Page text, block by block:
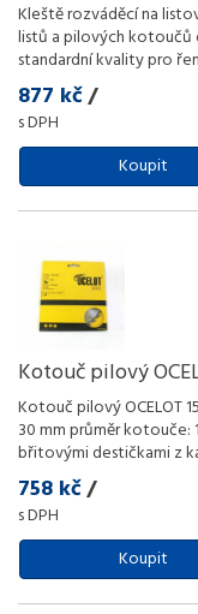
Kleště rozváděcí na
listů a pilových kotoučů
standardní kvality pro
877 kč/
s DPH
Koupit
Kotouč pilový
Kotouč pilový OCELOT
30 mm průměr kotouče:
břitovými destičkami z
758 kč/
s DPH
Koupit